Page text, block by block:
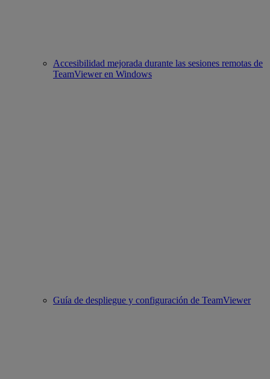
Accesibilidad mejorada durante las sesiones remotas de
TeamViewer en Windows
Guía de despliegue y configuración de TeamViewer